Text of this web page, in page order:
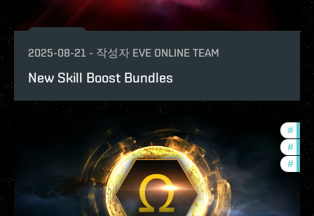
2025-08-21 - 작성자 EVE ONLINE TEAM
New Skill Boost Bundles
#
#
#